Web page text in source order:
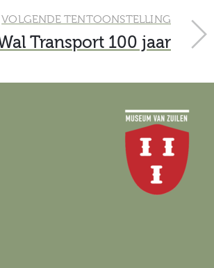
VOLGENDE TENTOONSTELLING
Transport 100 jaar